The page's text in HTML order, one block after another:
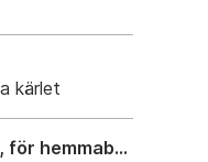
kärlet
hemmabruk